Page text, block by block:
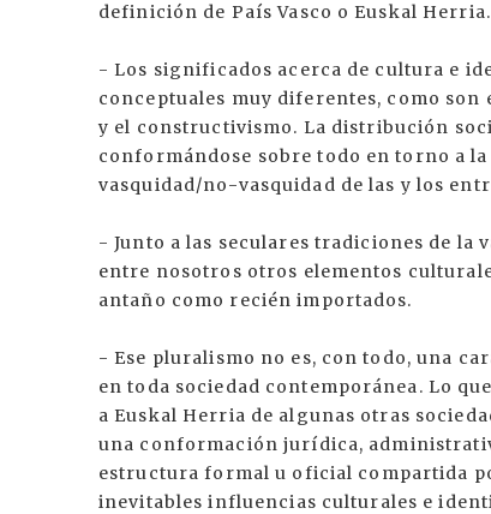
definición de País Vasco o Euskal Herria.
- Los significados acerca de cultura e
conceptuales muy diferentes, como
y el constructivismo. La distribución
conformándose sobre todo en torno a
vasquidad/no-vasquidad de las y los
- Junto a las seculares tradiciones de la
entre nosotros otros elementos
antaño como recién importados.
- Ese pluralismo no es, con todo, una
en toda sociedad contemporánea. Lo
a Euskal Herria de algunas otras
una conformación jurídica,
estructura formal u oficial compartida
inevitables influencias culturales e